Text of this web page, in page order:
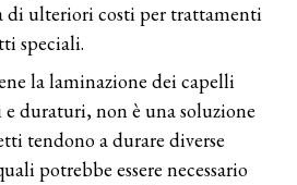
di ulteriori costi per trattamenti
speciali.
la laminazione dei capelli
duraturi, non è una soluzione
tendono a durare diverse
potrebbe essere necessario